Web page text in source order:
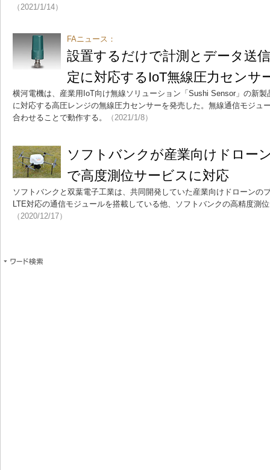
（2021/1/14）
FAニュース：
設置するだけで計測とデータ送
定に対応するIoT無線圧力センサ
横河電機は、産業用IoT向け無線ソリューション「Sushi Sensor」の新
に対応する高圧レンジの無線圧力センサーを発売した。無線通信モジュ
合わせることで動作する。
（2021/1/8）
ソフトバンクが産業向けドロー
で高度測位サービスに対応
ソフトバンクと双葉電子工業は、共同開発していた産業向けドローンの
LTE対応の通信モジュールを搭載している他、ソフトバンクの高精度測
（2020/12/17）